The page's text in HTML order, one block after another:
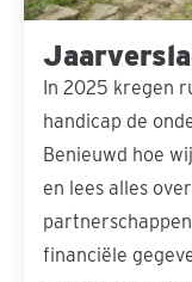
In 2025 kregen
handicap de
Benieuwd hoe
en lees alles
financiële